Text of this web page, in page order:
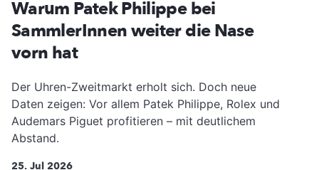
Warum Patek Philippe bei
SammlerInnen weiter die Nase
vorn hat
Der Uhren-Zweitmarkt erholt sich. Doch neue
Daten zeigen: Vor allem Patek Philippe, Rolex und
Audemars Piguet profitieren – mit deutlichem
Abstand.
25. Jul 2026